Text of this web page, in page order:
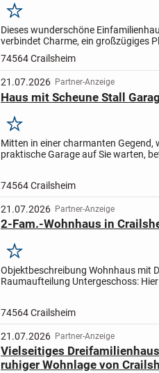
Merken
Dieses wunderschöne
verbindet Charme, ein großzügiges
sanierten Gesamtzustand. Auf
74564 Crailsheim
21.07.2026 Partner-Anzeige
Haus mit Scheune Stall
Merken
Mitten in einer charmanten Gegend,
praktische Garage auf Sie warten,
74564 Crailsheim
21.07.2026 Partner-Anzeige
2-Fam.-Wohnhaus in
Merken
Objektbeschreibung Wohnhaus mit
Raumaufteilung Untergeschoss:
74564 Crailsheim
21.07.2026 Partner-Anzeige
Vielseitiges
ruhiger Wohnlage von